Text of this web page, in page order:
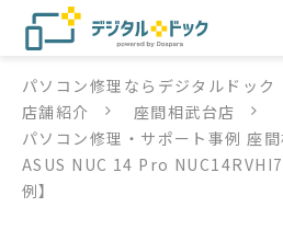
パソコン修理
サービス
パソコン修理ならデジタルドック
店舗紹介
座間相武台店
パソコン修理・サポート事例 座
ASUS NUC 14 Pro
例】